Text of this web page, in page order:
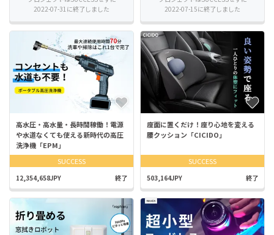
2022-07-31に終了しました
2022-07-15に終了しました
高水圧・高水量・長時間稼働！電源
や水道なくても使える新時代の高圧
洗浄機「EPM」
SUCCESS
12,354,658JPY 終了
座面に置くだけ！座り心地を変える
腰クッション「CICIDO」
SUCCESS
503,164JPY 終了